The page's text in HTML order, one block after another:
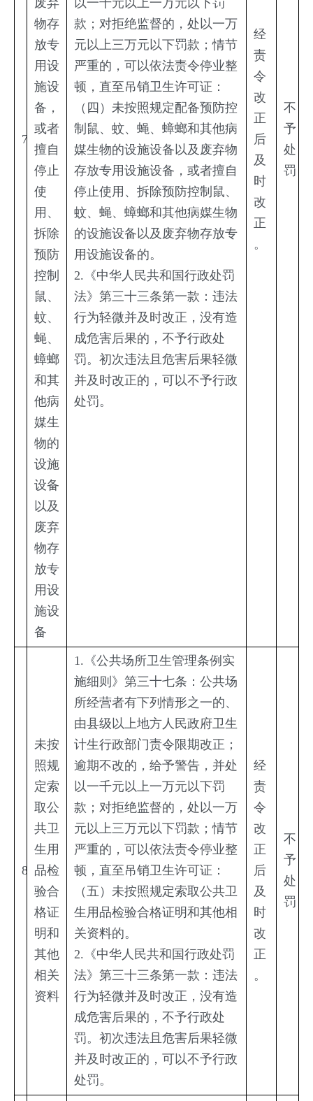
7
废弃
物存
放专
用设
施设
备，
或者
擅自
停止
使
用、
拆除
预防
控制
鼠、
蚊、
蝇、
蟑螂
和其
他病
媒生
物的
设施
设备
以及
废弃
物存
放专
用设
施设
备
以一千元以上一万元以下罚
款；对拒绝监督的，处以一万
元以上三万元以下罚款；情节
严重的，可以依法责令停业整
顿，直至吊销卫生许可证：
（四）未按照规定配备预防控
制鼠、蚊、蝇、蟑螂和其他病
媒生物的设施设备以及废弃物
存放专用设施设备，或者擅自
停止使用、拆除预防控制鼠、
蚊、蝇、蟑螂和其他病媒生物
的设施设备以及废弃物存放专
用设施设备的。
2.《中华人民共和国行政处罚
法》第三十三条第一款：违法
行为轻微并及时改正，没有造
成危害后果的，不予行政处
罚。初次违法且危害后果轻微
并及时改正的，可以不予行政
处罚。
经
责
令
改
正
后
及
时
改
正
。
不
予
处
罚
8
未按
照规
定索
取公
共卫
生用
品检
验合
格证
明和
其他
相关
资料
1.《公共场所卫生管理条例实
施细则》第三十七条：公共场
所经营者有下列情形之一的、
由县级以上地方人民政府卫生
计生行政部门责令限期改正；
逾期不改的，给予警告，并处
以一千元以上一万元以下罚
款；对拒绝监督的，处以一万
元以上三万元以下罚款；情节
严重的，可以依法责令停业整
顿，直至吊销卫生许可证：
（五）未按照规定索取公共卫
生用品检验合格证明和其他相
关资料的。
2.《中华人民共和国行政处罚
法》第三十三条第一款：违法
行为轻微并及时改正，没有造
成危害后果的，不予行政处
罚。初次违法且危害后果轻微
并及时改正的，可以不予行政
处罚。
经
责
令
改
正
后
及
时
改
正
。
不
予
处
罚